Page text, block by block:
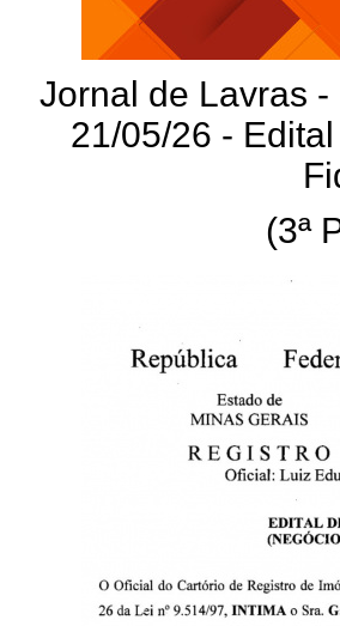
Jornal de Lavras
21/05/26 -
(3ª